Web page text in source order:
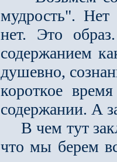
мудрость". Нет
нет. Это
содержанием
душевно,
короткое
содержании. А
В чем тут
что мы берем